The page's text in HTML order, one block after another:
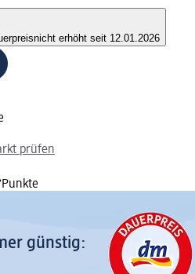
nicht erhöht seit 12.01.2026
prüfen
günstig: